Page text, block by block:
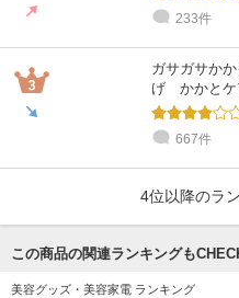
233件
ガサガサか
げ かかとケ
667件
4位以降のラ
この商品の関連ランキングも
美容グッズ・美容家電 ランキング